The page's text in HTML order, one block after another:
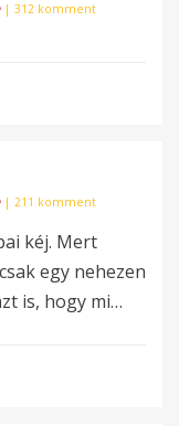
| 312 komment
| 211 komment
kéj. Mert
egy nehezen
is, hogy mi…